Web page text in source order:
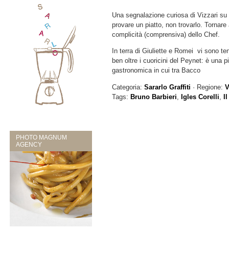
PHOTO MAGNUM
AGENCY
Una segnalazione curiosa di Vizzari
provare un piatto, non trovarlo.
complicità (comprensiva) dello Chef.
In terra di Giuliette e Romei vi sono
ben oltre i cuoricini del Peynet: è una
gastronomica in cui tra Bacco
Categoria:Sararlo Graffiti · Regione:
Tags:Bruno Barbieri ,Igles Corelli ,Il